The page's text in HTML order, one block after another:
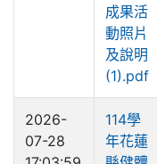
成果活
動照片
及說明
(1).pdf
2026-
07-28
114學
年花蓮